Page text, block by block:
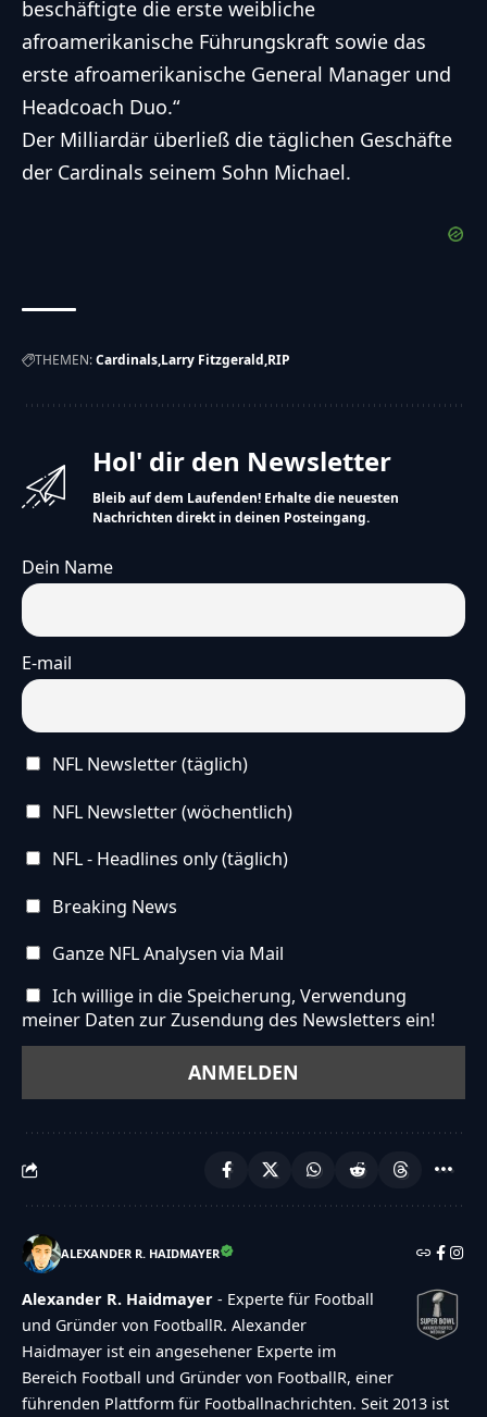
beschäftigte die erste weibliche
afroamerikanische Führungskraft sowie das
erste afroamerikanische General Manager und
Headcoach Duo.“
Der Milliardär überließ die täglichen Geschäfte
der Cardinals seinem Sohn Michael.
THEMEN:Cardinals Larry Fitzgerald RIP
Hol' dir den Newsletter
Bleib auf dem Laufenden! Erhalte die neuesten
Nachrichten direkt in deinen Posteingang.
Dein Name
E-mail
NFL Newsletter (täglich)
NFL Newsletter (wöchentlich)
NFL - Headlines only (täglich)
Breaking News
Ganze NFL Analysen via Mail
Ich willige in die Speicherung, Verwendung
meiner Daten zur Zusendung des Newsletters ein!
ALEXANDER R. HAIDMAYER
Alexander R. Haidmayer - Experte für Football
und Gründer von FootballR. Alexander
Haidmayer ist ein angesehener Experte im
Bereich Football und Gründer von FootballR, einer
führenden Plattform für Footballnachrichten. Seit 2013 ist